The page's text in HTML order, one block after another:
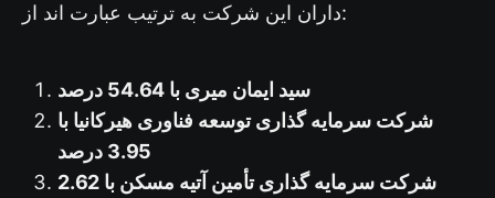
داران این شرکت به ترتیب عبارت اند از:
سید ایمان میری با 54.64 درصد
شرکت سرمایه گذاری توسعه فناوری هیرکانیا با
3.95 درصد
شرکت سرمایه گذاری تأمین آتیه مسکن با 2.62